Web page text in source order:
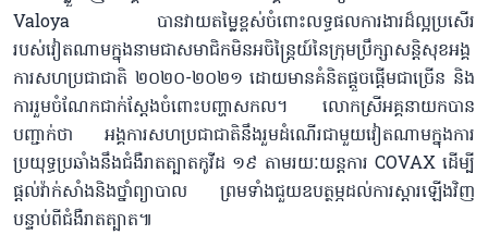
Valoya បានវាយតម្លៃខ្ពស់ចំពោះលទ្ធផលការងារដ៏ល្អប្រសើរ
របស់វៀតណាមក្នុងនាមជាសមាជិកមិនអចិន្ត្រៃយ៍នៃក្រុមប្រឹក្សាសន្តិសុខអង្គ
ការសហប្រជាជាតិ ២០២០-២០២១ ដោយមានគំនិតផ្តួចផ្តើមជាច្រើន និង
ការរួមចំណែកជាក់ស្តែងចំពោះបញ្ហាសកល។ លោកស្រីអគ្គនាយកបាន
បញ្ជាក់ថា អង្គការសហប្រជាជាតិនឹងរួមដំណើរជាមួយវៀតណាមក្នុងការ
ប្រយុទ្ធប្រឆាំងនឹងជំងឺរាតត្បាតកូវីដ ១៩ តាមរយៈយន្តការ COVAX ដើម្បី
ផ្តល់វ៉ាក់សាំងនិងថ្នាំព្យាបាល ព្រមទាំងជួយឧបត្ថម្ភដល់ការស្តារឡើងវិញ
បន្ទាប់ពីជំងឺរាតត្បាត៕